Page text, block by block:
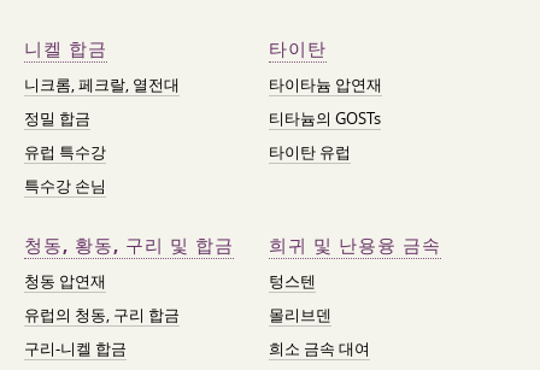
니켈 합금
니크롬, 페크랄, 열전대
정밀 합금
유럽 특수강
특수강 손님
타이탄
타이타늄 압연재
티타늄의 GOSTs
타이탄 유럽
청동, 황동, 구리 및 합금
청동 압연재
유럽의 청동, 구리 합금
구리-니켈 합금
희귀 및 난용융 금속
텅스텐
몰리브덴
희소 금속 대여